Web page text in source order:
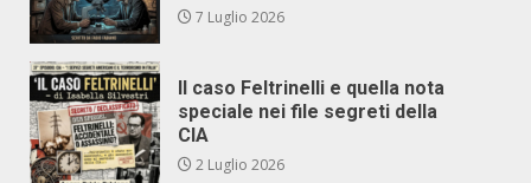
7 Luglio 2026
Il caso Feltrinelli e quella nota
speciale nei file segreti della
CIA
2 Luglio 2026